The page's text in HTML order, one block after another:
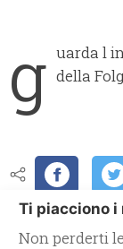
g uarda l
della
Ti piacciono
Non perderti